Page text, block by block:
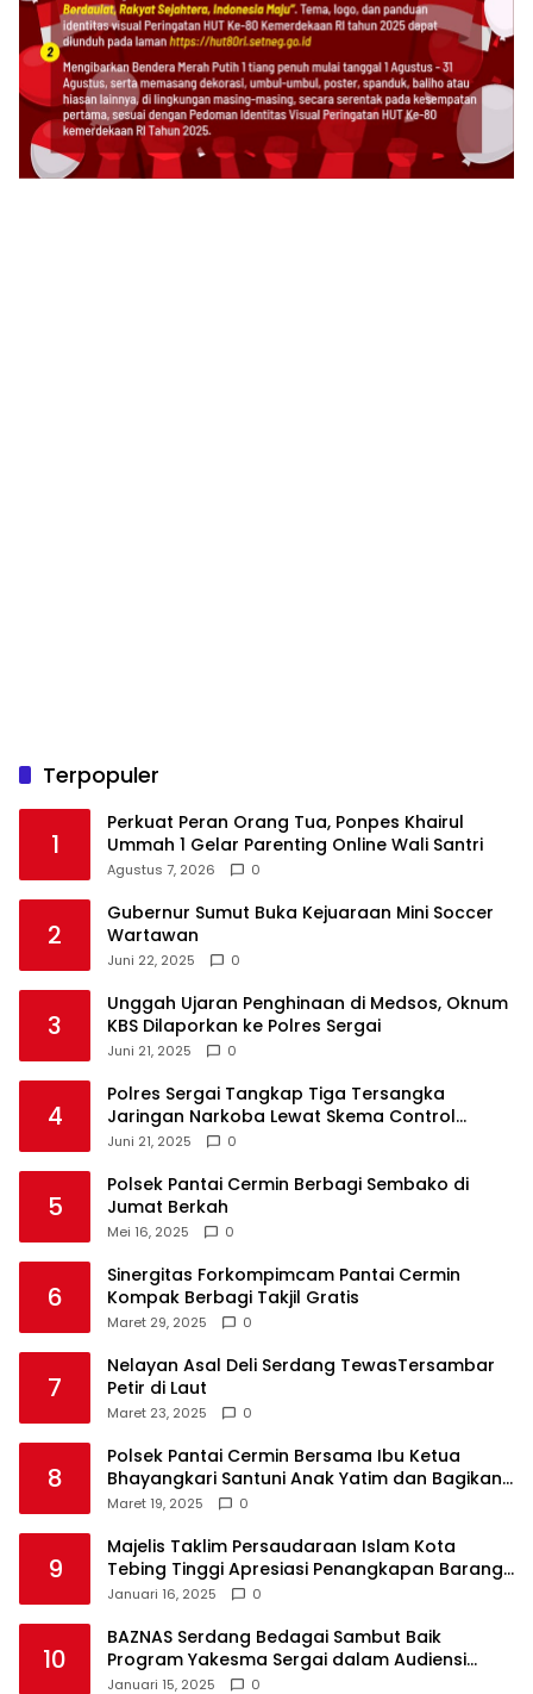
Terpopuler
1
Perkuat Peran Orang Tua, Ponpes Khairul
Ummah 1 Gelar Parenting Online Wali Santri
Agustus 7, 2026 0
2
Gubernur Sumut Buka Kejuaraan Mini Soccer
Wartawan
Juni 22, 2025 0
3
Unggah Ujaran Penghinaan di Medsos, Oknum
KBS Dilaporkan ke Polres Sergai
Juni 21, 2025 0
4
Polres Sergai Tangkap Tiga Tersangka
Jaringan Narkoba Lewat Skema Control
Delivery
Juni 21, 2025 0
5
Polsek Pantai Cermin Berbagi Sembako di
Jumat Berkah
Mei 16, 2025 0
6
Sinergitas Forkompimcam Pantai Cermin
Kompak Berbagi Takjil Gratis
Maret 29, 2025 0
7
Nelayan Asal Deli Serdang TewasTersambar
Petir di Laut
Maret 23, 2025 0
8
Polsek Pantai Cermin Bersama Ibu Ketua
Bhayangkari Santuni Anak Yatim dan Bagikan
Takjil
Maret 19, 2025 0
9
Majelis Taklim Persaudaraan Islam Kota
Tebing Tinggi Apresiasi Penangkapan Barang
Haram
Januari 16, 2025 0
10
BAZNAS Serdang Bedagai Sambut Baik
Program Yakesma Sergai dalam Audiensi
Perkenalan Pengurus Baru
Januari 15, 2025 0